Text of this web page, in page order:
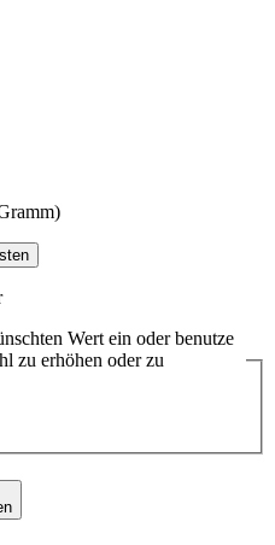
Wert ein oder benutze
zu erhöhen oder zu